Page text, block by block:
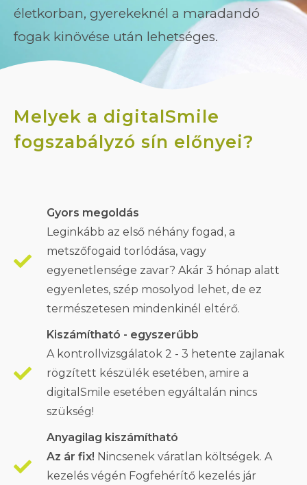
életkorban, gyerekeknél a maradandó
fogak kinövése után lehetséges.
Melyek a digitalSmile
fogszabályzó sín előnyei?
Gyors megoldás
Leginkább az első néhány fogad, a
metszőfogaid torlódása, vagy
egyenetlensége zavar? Akár 3 hónap alatt
egyenletes, szép mosolyod lehet, de ez
természetesen mindenkinél eltérő.
Kiszámítható - egyszerűbb
A kontrollvizsgálatok 2 - 3 hetente zajlanak
rögzített készülék esetében, amire a
digitalSmile esetében egyáltalán nincs
szükség!
Anyagilag kiszámítható
Az ár fix! Nincsenek váratlan költségek. A
kezelés végén Fogfehérítő kezelés jár